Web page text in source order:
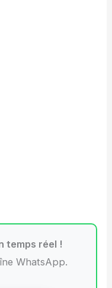
temps réel !
WhatsApp.